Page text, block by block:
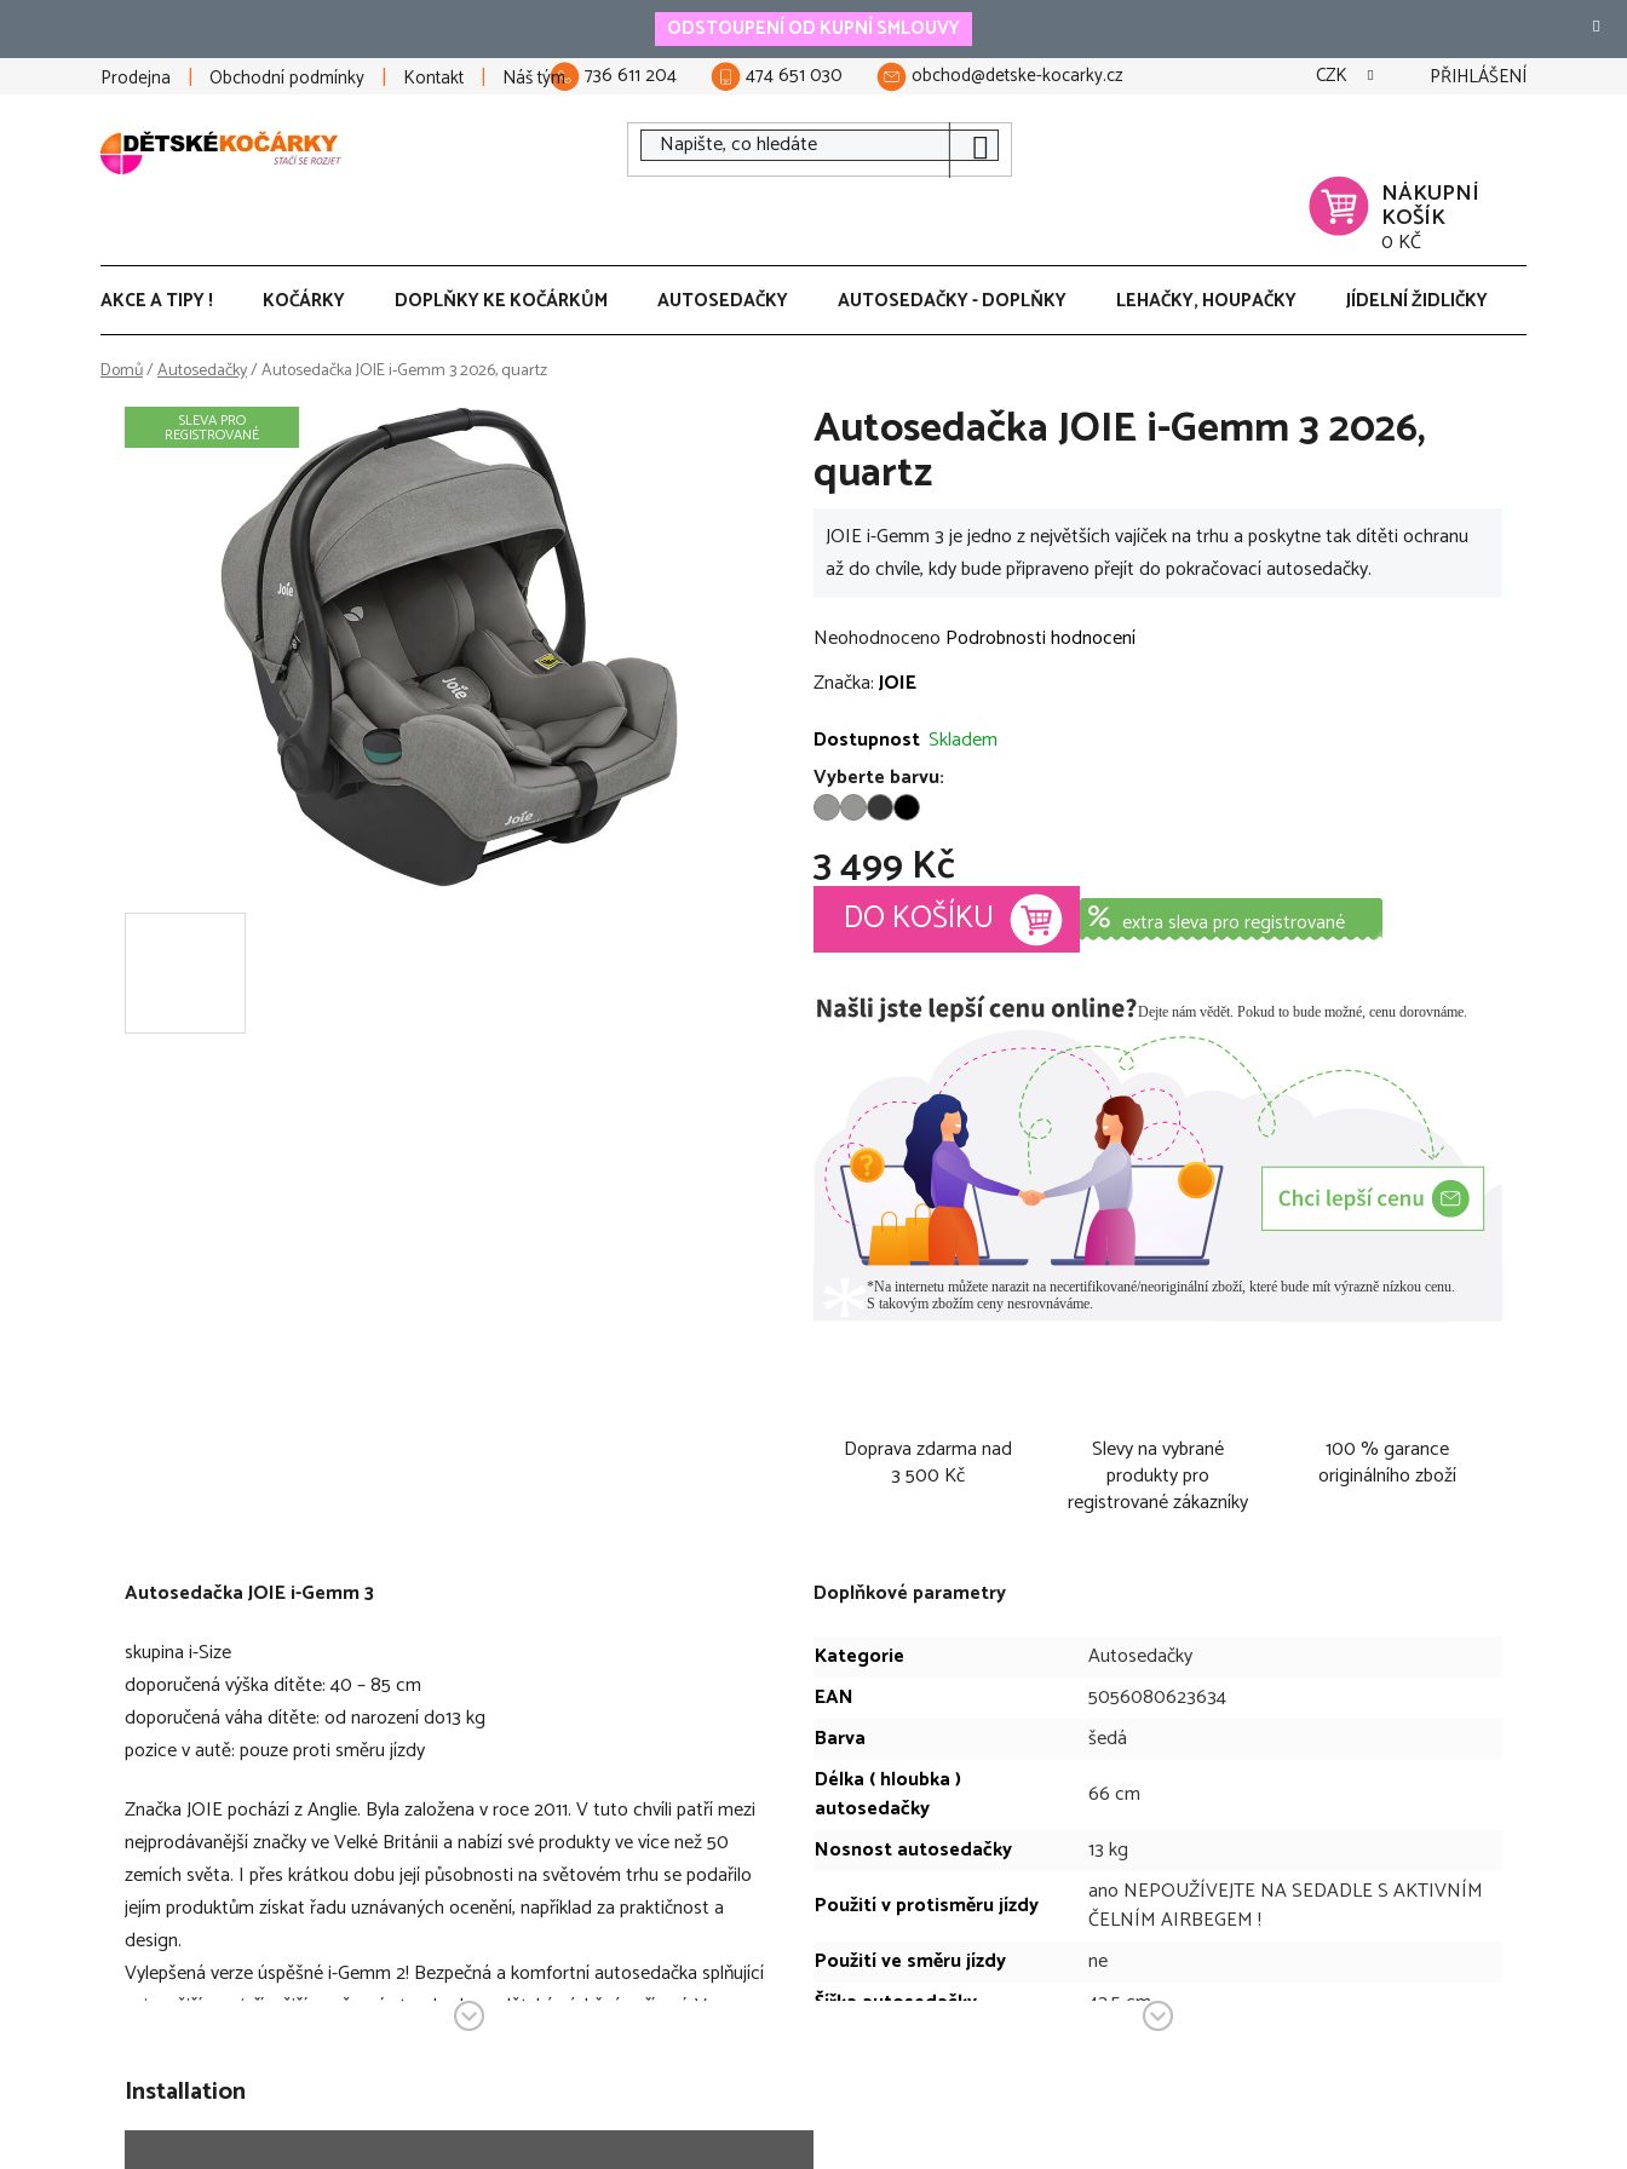
obsah
ODSTOUPENÍ OD KUPNÍ SMLOUVY
Prodejna
Obchodní podmínky Kontakt Náš tým 736 611 204 474 651 030 obchod@detske-kocarky.cz CZK PŘIHLÁŠENÍ
NÁKUPNÍ
KOŠÍK
0 KČ
AKCE A TIPY ! KOČÁRKY DOPLŇKY KE KOČÁRKŮM AUTOSEDAČKY AUTOSEDAČKY - DOPLŇKY LEHAČKY, HOUPAČKY JÍDELNÍ ŽIDLIČKY
Domů/Autosedačky/Autosedačka JOIE i-Gemm 3 2026, quartz
Autosedačka JOIE i-Gemm 3 2026,
quartz
JOIE i-Gemm 3 je jedno z největších vajíček na trhu a poskytne tak dítěti ochranu
až do chvíle, kdy bude připraveno přejít do pokračovací autosedačky.
Průměrné
hodnocení
je
0,0
z
hvězdiček.
Neohodnoceno Podrobnosti hodnocení
Značka:JOIE
Dostupnost Skladem
Vyberte barvu:
3 499 Kč
Měrná cena:
DO KOŠÍKU extra sleva pro registrované
Doprava zdarma nad
3 500 Kč
Slevy na vybrané
produkty pro
registrované zákazníky
100 % garance
originálního zboží
SLEVA PRO
REGISTROVANÉ
Autosedačka JOIE i-Gemm 3
skupina i-Size
doporučená výška dítěte: 40 – 85 cm
doporučená váha dítěte: od narození do13 kg
pozice v autě: pouze proti směru jízdy
Značka JOIE pochází z Anglie. Byla založena v roce 2011. V tuto chvíli patří mezi
nejprodávanější značky ve Velké Británii a nabízí své produkty ve více než 50
zemích světa. I přes krátkou dobu její působnosti na světovém trhu se podařilo
jejím produktům získat řadu uznávaných ocenění, například za praktičnost a
design.
Vylepšená verze úspěšné i-Gemm 2! Bezpečná a komfortní autosedačka splňující
nejnovější a nejpřísnější současný standard pro dětská zádržná zařízení. V
krásném designu se skrývá nesmírně pohodlné a bezpečné místo pro přepravu
ergonomií. I přes nekompromisní bezpečnostní vlastnosti, potěší autosedačka i
milovníky designových výrobků. i-Gemm 3 obsahuje nové výplně a novou
Doplňkové parametry
Kategorie
Autosedačky
EAN
5056080623634
Barva
šedá
Délka ( hloubka )
autosedačky
66 cm
Nosnost autosedačky
13 kg
Použití v protisměru jízdy
ano NEPOUŽÍVEJTE NA SEDADLE S AKTIVNÍM
ČELNÍM AIRBEGEM !
Použití ve směru jízdy
ne
Šířka autosedačky
43,5 cm
Installation